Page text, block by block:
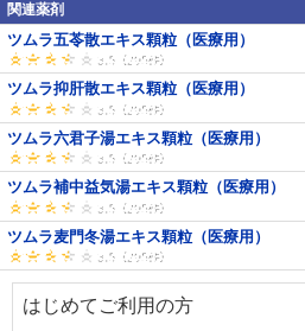
関連薬剤
ツムラ五苓散エキス顆粒（医療用）
ツムラ抑肝散エキス顆粒（医療用）
ツムラ六君子湯エキス顆粒（医療用）
ツムラ補中益気湯エキス顆粒（医療用）
ツムラ麦門冬湯エキス顆粒（医療用）
はじめてご利用の方